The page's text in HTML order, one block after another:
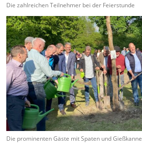
Die zahlreichen Teilnehmer bei der Feierstunde
Die prominenten Gäste mit Spaten und Gießkanne